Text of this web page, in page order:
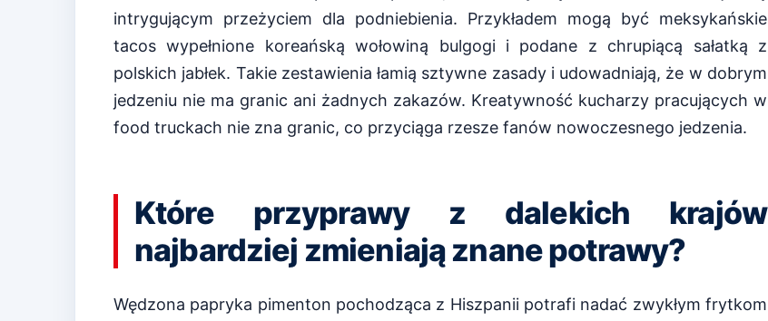
intrygującym przeżyciem dla podniebienia. Przykładem mogą być meksykańskie
tacos wypełnione koreańską wołowiną bulgogi i podane z chrupiącą sałatką z
polskich jabłek. Takie zestawienia łamią sztywne zasady i udowadniają, że w dobrym
jedzeniu nie ma granic ani żadnych zakazów. Kreatywność kucharzy pracujących w
food truckach nie zna granic, co przyciąga rzesze fanów nowoczesnego jedzenia.
Które przyprawy z dalekich krajów
najbardziej zmieniają znane potrawy?
Wędzona papryka pimenton pochodząca z Hiszpanii potrafi nadać zwykłym frytkom